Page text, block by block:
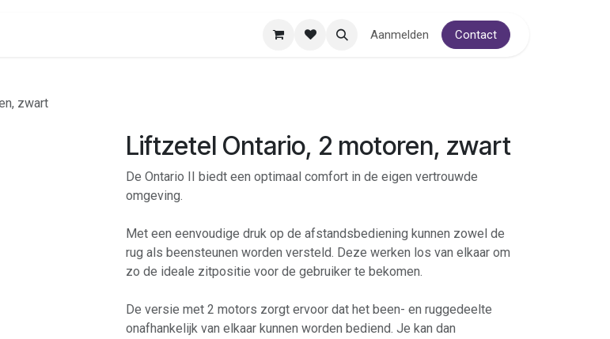
Aanmelden Contact
zwart
Liftzetel Ontario, 2 motoren, zwart
De Ontario II biedt een optimaal comfort in de eigen vertrouwde
omgeving.
Met een eenvoudige druk op de afstandsbediening kunnen zowel de
rug als beensteunen worden versteld. Deze werken los van elkaar om
zo de ideale zitpositie voor de gebruiker te bekomen.
De versie met 2 motors zorgt ervoor dat het been- en ruggedeelte
onafhankelijk van elkaar kunnen worden bediend. Je kan dan